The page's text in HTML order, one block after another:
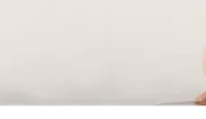
on puutteita tai niitä voisi muuten parantaa, anna